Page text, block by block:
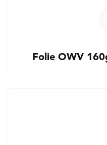
Folie OWV